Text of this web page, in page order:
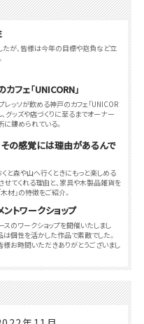
たが、皆様は今年の目標や抱負など立
フェ「UNICORN」
ッソが飲める神戸のカフェ「UNICOR
、グッズや店づくりに至るまでオーナー
鏤められている。
その感覚には理由があるんで
と森や山へ行くときにもっと楽しめる
せてくれる理由と、家具や木製品雑貨を
材」の特徴をご紹介。
トワークショップ
のワークショップを開催いたしまし
は個性を活かした作品で素敵でした。
お時間いただきありがとうございまし